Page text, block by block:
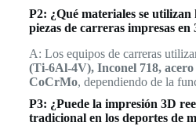
P2: ¿Qué materiales se
piezas de carreras impresas en
A: Los equipos de carreras
(Ti-6Al-4V), Inconel 718,
CoCrMo, dependiendo de la
P3: ¿Puede la impresión 3D
tradicional en los deportes de